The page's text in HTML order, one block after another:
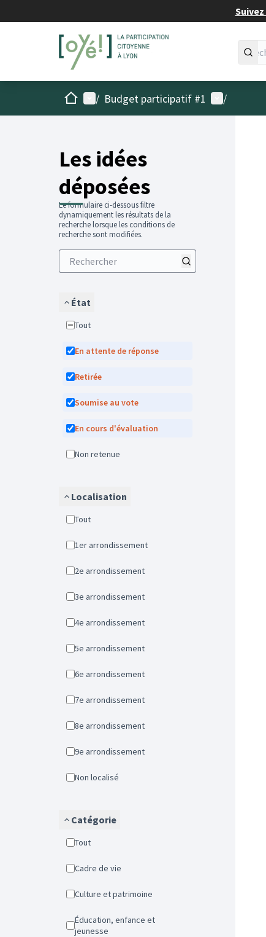
AccueilMenu principal
/ Budget participatif #1 Menu
/
Les idées
déposées
Le formulaire ci-dessous filtre
dynamiquement les résultats de la
recherche lorsque les conditions de
recherche sont modifiées.
État
Tout
En attente de réponse
Retirée
Soumise au vote
En cours d'évaluation
Non retenue
Localisation
Tout
1er arrondissement
2e arrondissement
3e arrondissement
4e arrondissement
5e arrondissement
6e arrondissement
7e arrondissement
8e arrondissement
9e arrondissement
Non localisé
Catégorie
Tout
Cadre de vie
Culture et patrimoine
Éducation, enfance et
jeunesse